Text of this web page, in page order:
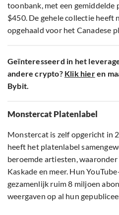
toonbank, met een gemiddelde
$450. De gehele collectie heeft
opgehaald voor het Canadese
Geïnteresseerd in het
andere crypto? Klik hieren
Bybit.
Monstercat Platenlabel
Monstercat is zelf opgericht in
heeft het platenlabel
beroemde artiesten, waaronder
Kaskade en meer. Hun
gezamenlijk ruim 8 miljoen
weergaven op al hun